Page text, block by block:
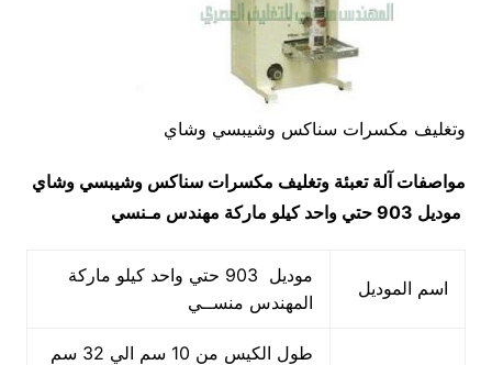
وتغليف مكسرات سناكس وشيبسي وشاي
مواصفات آلة تعبئة وتغليف مكسرات سناكس وشيبسي وشاي
موديل 903 حتي واحد كيلو ماركة مهندس مـنسي
اسم الموديل
موديل 903 حتي واحد كيلو ماركة
المهندس منســي
طول الكيس من 10 سم الي 32 سم